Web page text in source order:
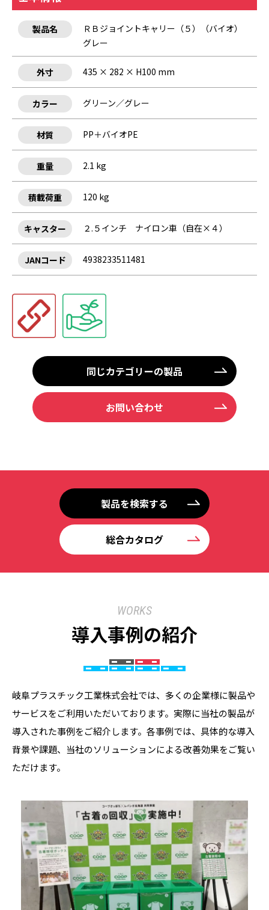
製品名
ＲＢジョイントキャリー（５）（バイオ）
グレー
外寸 435 × 282 × H100 mm
カラー グリーン／グレー
材質 PP＋バイオPE
重量 2.1 kg
積載荷重 120 kg
キャスター ２.５インチ ナイロン車（自在×４）
JANコード 4938233511481
同じカテゴリーの製品
お問い合わせ
製品を検索する
総合カタログ
WORKS
導入事例の紹介
岐阜プラスチック工業株式会社では、多くの企業様に製品や
サービスをご利用いただいております。実際に当社の製品が
導入された事例をご紹介します。各事例では、具体的な導入
背景や課題、当社のソリューションによる改善効果をご覧い
ただけます。